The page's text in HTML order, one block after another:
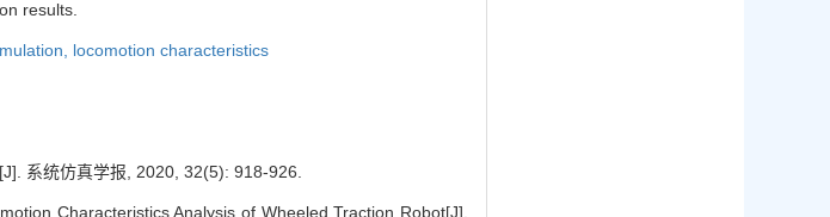
results.
locomotion characteristics
系统仿真学报, 2020, 32(5): 918-926.
Characteristics Analysis of Wheeled Traction Robot[J].